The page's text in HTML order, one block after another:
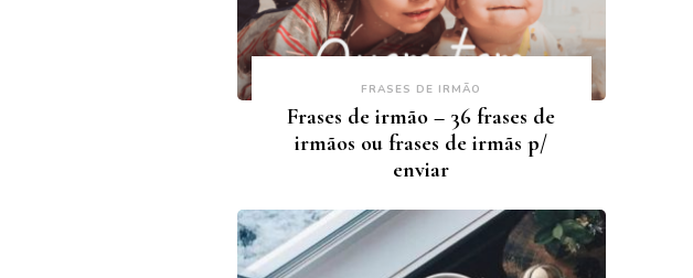
FRASES DE IRMÃO
Frases de irmão – 36 frases de
irmãos ou frases de irmãs p/
enviar